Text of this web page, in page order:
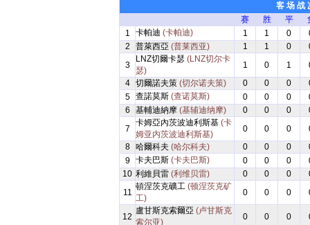
客 场 战
赛
胜 平
1
卡帕迪 (卡帕迪) 1 1 0
2
普萊西亞 (普莱西亚) 1 1 0
3
LNZ切爾卡瑟 (LNZ切尔卡
瑟)
1 0 1
4
切爾諾夫策 (切尔诺夫策) 0 0 0
5
查諾莫斯 (查诺莫斯) 0 0 0
6
基輔迪納摩 (基辅迪纳摩) 0 0 0
7
卡姆亞內茨波迪利斯基 (卡
姆亚内茨波迪利斯基)
0 0 0
8
哈爾科夫 (哈尔科夫) 0 0 0
9
卡夫巴斯 (卡夫巴斯) 0 0 0
10 利維貝雷 (利维贝雷) 0 0 0
11
頓涅茨克礦工 (顿涅茨克矿
工)
0 0 0
12
盧甘斯克索爾亞 (卢甘斯克
索尔亚)
0 0 0